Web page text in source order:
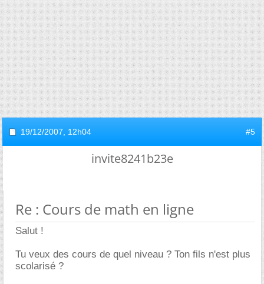
19/12/2007, 12h04 #5
invite8241b23e
Re : Cours de math en ligne
Salut !
Tu veux des cours de quel niveau ? Ton fils n'est plus
scolarisé ?